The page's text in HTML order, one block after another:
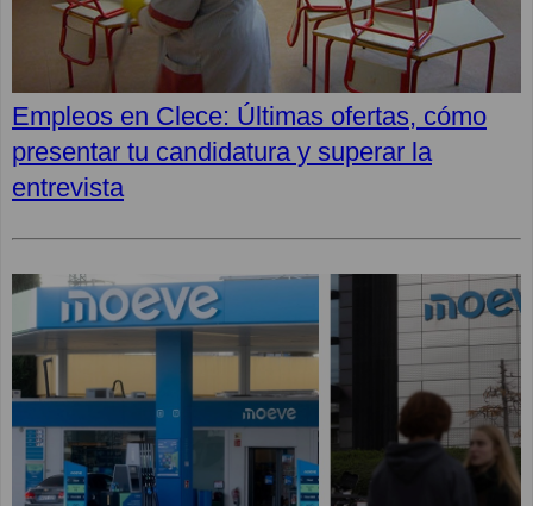
Empleos en Clece: Últimas ofertas, cómo
presentar tu candidatura y superar la
entrevista